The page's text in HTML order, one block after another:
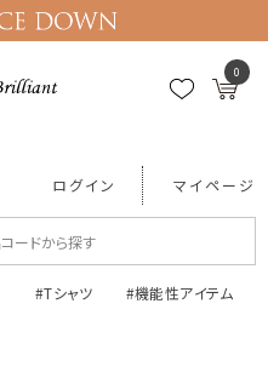
0
ログイン マイページ
#Tシャツ #機能性アイテム